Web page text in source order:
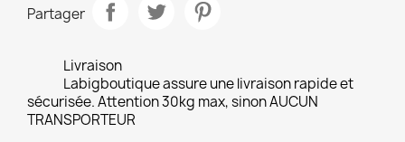
Partager
Livraison
Labigboutique assure une livraison rapide et
sécurisée. Attention 30kg max, sinon AUCUN
TRANSPORTEUR